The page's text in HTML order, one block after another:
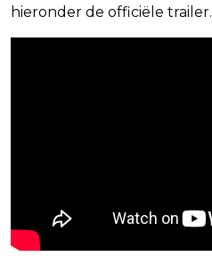
hieronder de officiële trailer.